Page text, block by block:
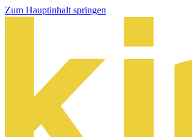
Zum Hauptinhalt springen